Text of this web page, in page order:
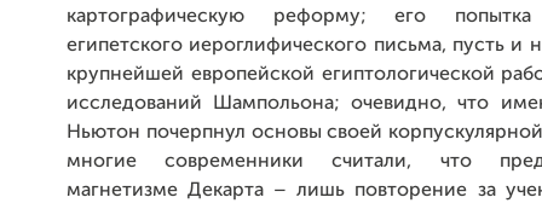
картографическую реформу; его
египетского иероглифического письма, пусть и
крупнейшей европейской египтологической
исследований Шампольона; очевидно, что
Ньютон почерпнул основы своей
многие современники считали, что
магнетизме Декарта – лишь повторение за